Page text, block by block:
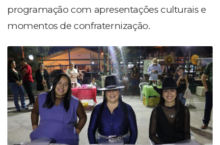
programação com apresentações culturais e
momentos de confraternização.